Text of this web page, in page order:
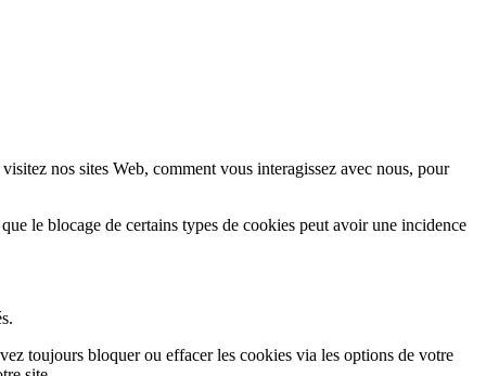
nos sites Web, comment vous interagissez avec nous, pour
le blocage de certains types de cookies peut avoir une incidence
toujours bloquer ou effacer les cookies via les options de votre